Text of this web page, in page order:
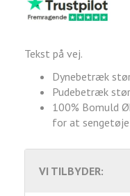
Tekst på vej.
Dynebetræk
Pudebetræk
100% Bomuld
for at
VI TILBYDER: